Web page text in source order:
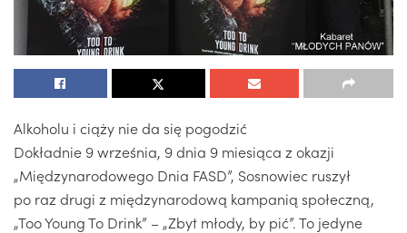
Alkoholu i ciąży nie da się pogodzić
Dokładnie 9 września, 9 dnia 9 miesiąca z okazji
„Międzynarodowego Dnia FASD”, Sosnowiec ruszył
po raz drugi z międzynarodową kampanią społeczną,
„Too Young To Drink” – „Zbyt młody, by pić”. To jedyne